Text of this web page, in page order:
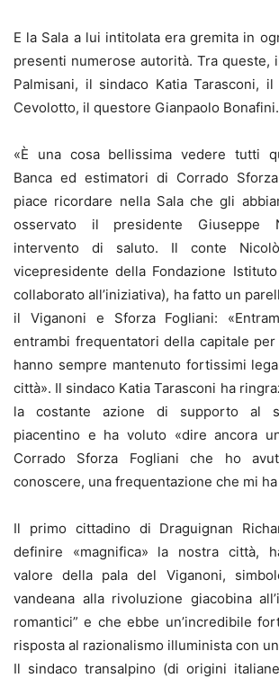
E la Sala a lui intitolata era gremita in
presenti numerose autorità. Tra queste,
Palmisani, il sindaco Katia Tarasconi,
Cevolotto, il questore Gianpaolo Bonafini.
«È una cosa bellissima vedere tutti
Banca ed estimatori di Corrado
piace ricordare nella Sala che gli
osservato il presidente Giuseppe
intervento di saluto. Il conte
vicepresidente della Fondazione
collaborato all’iniziativa), ha fatto un
il Viganoni e Sforza Fogliani:
entrambi frequentatori della capitale
hanno sempre mantenuto fortissimi
città». Il sindaco Katia Tarasconi ha
la costante azione di supporto al
piacentino e ha voluto «dire ancora
Corrado Sforza Fogliani che ho
conoscere, una frequentazione che mi
Il primo cittadino di Draguignan
definire «magnifica» la nostra città,
valore della pala del Viganoni,
vandeana alla rivoluzione giacobina
romantici” e che ebbe un’incredibile
risposta al razionalismo illuminista con
Il sindaco transalpino (di origini